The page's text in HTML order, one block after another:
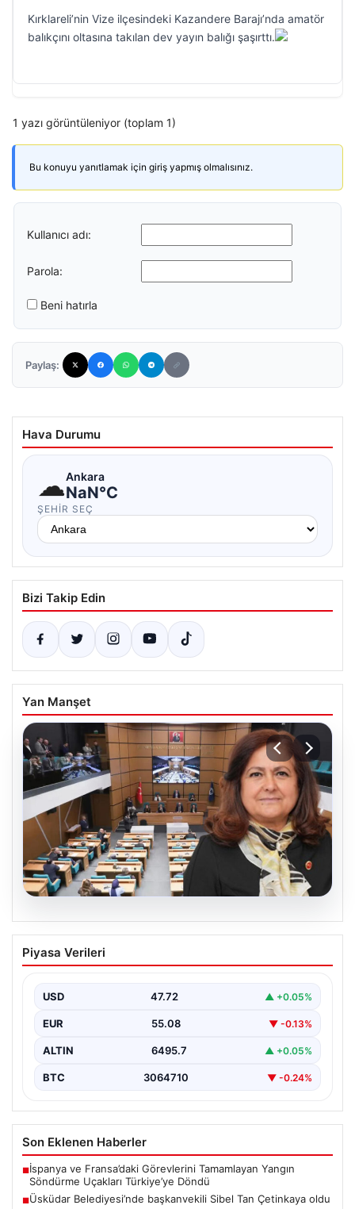
Kırklareli’nin Vize ilçesindeki Kazandere Barajı’nda amatör
balıkçını oltasına takılan dev yayın balığı şaşırttı.
1 yazı görüntüleniyor (toplam 1)
Bu konuyu yanıtlamak için giriş yapmış olmalısınız.
Kullanıcı adı:
Parola:
Beni hatırla
Paylaş:
Hava Durumu
☁Ankara
NaN°C
ŞEHIR SEÇ
Bizi Takip Edin
Yan Manşet
05.08.2026
Üsküdar Belediyesi’nde başkanvekili
Sibel Tan Çetinkaya oldu
Piyasa Verileri
USD 47.72 ▲ +0.05%
EUR 55.08 ▼ -0.13%
ALTIN 6495.7 ▲ +0.05%
BTC 3064710 ▼ -0.24%
Son Eklenen Haberler
■İspanya ve Fransa’daki Görevlerini Tamamlayan Yangın
Söndürme Uçakları Türkiye’ye Döndü
■Üsküdar Belediyesi’nde başkanvekili Sibel Tan Çetinkaya oldu